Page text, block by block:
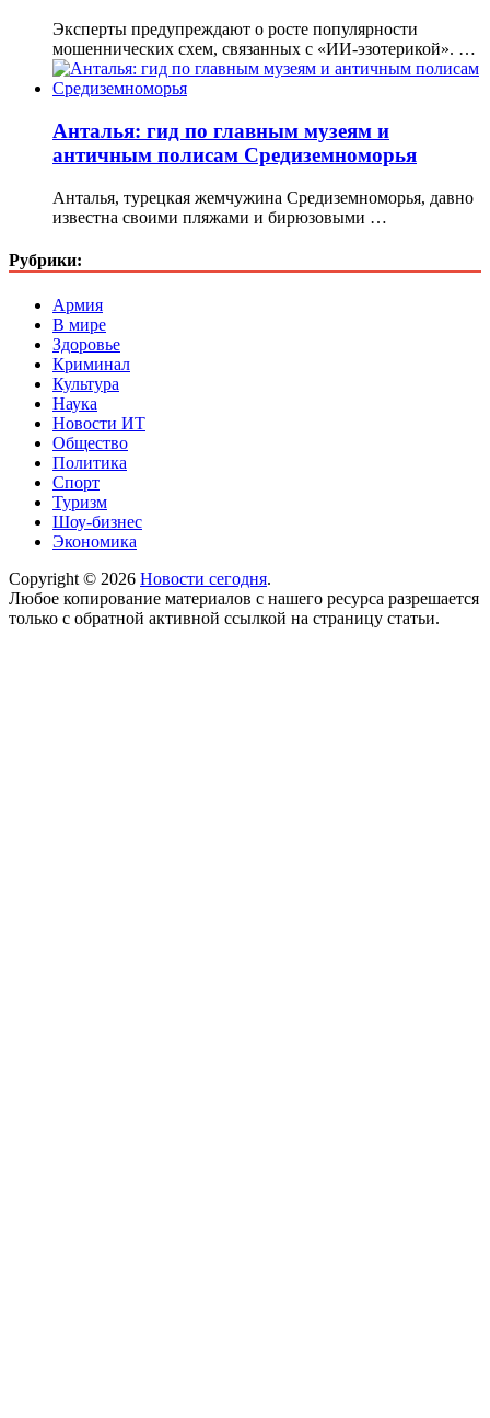
Эксперты предупреждают о росте популярности
мошеннических схем, связанных с «ИИ-эзотерикой». …
Анталья: гид по главным музеям и
античным полисам Средиземноморья
Анталья, турецкая жемчужина Средиземноморья, давно
известна своими пляжами и бирюзовыми …
Рубрики:
Армия
В мире
Здоровье
Криминал
Культура
Наука
Новости ИТ
Общество
Политика
Спорт
Туризм
Шоу-бизнес
Экономика
Copyright © 2026 Новости сегодня.
Любое копирование материалов с нашего ресурса разрешается
только с обратной активной ссылкой на страницу статьи.